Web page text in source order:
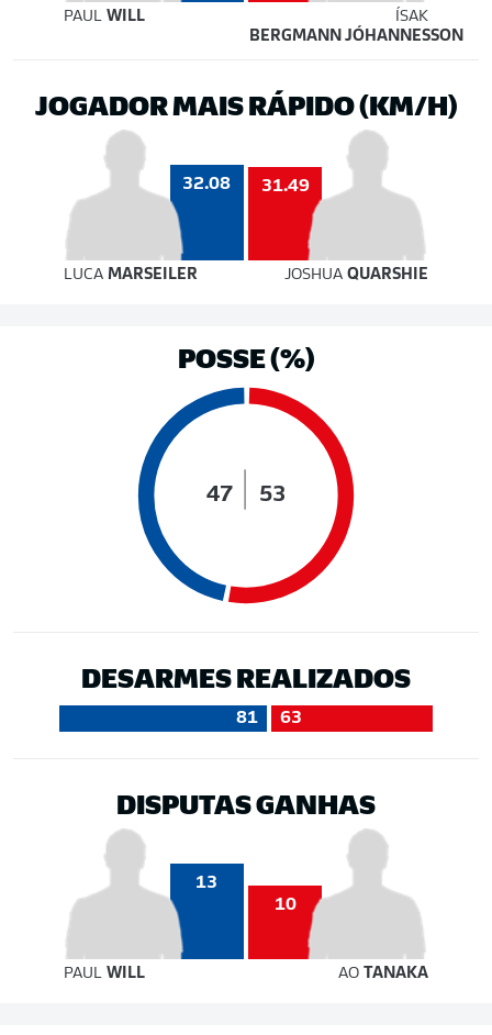
PAUL WILL
ÍSAK
BERGMANN JÓHANNESSON
JOGADOR MAIS RÁPIDO (KM/H)
32.08 31.49
LUCA MARSEILER JOSHUAQUARSHIE
POSSE (%)
47 53
DESARMES REALIZADOS
81 63
DISPUTAS GANHAS
13
10
PAUL WILL AO TANAKA